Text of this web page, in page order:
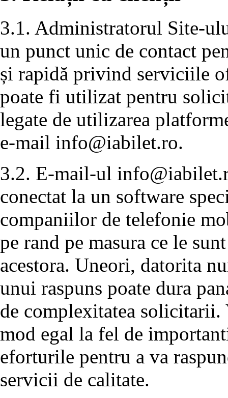
3.1. Administratorul Site-
un punct unic de contact
și rapidă privind serviciile
poate fi utilizat pentru
legate de utilizarea
e-mail info@iabilet.ro.
3.2. E-mail-ul
conectat la un software
companiilor de telefonie
pe rand pe masura ce le
acestora. Uneori, datorita
unui raspuns poate dura
de complexitatea
mod egal la fel de
eforturile pentru a va
servicii de calitate.